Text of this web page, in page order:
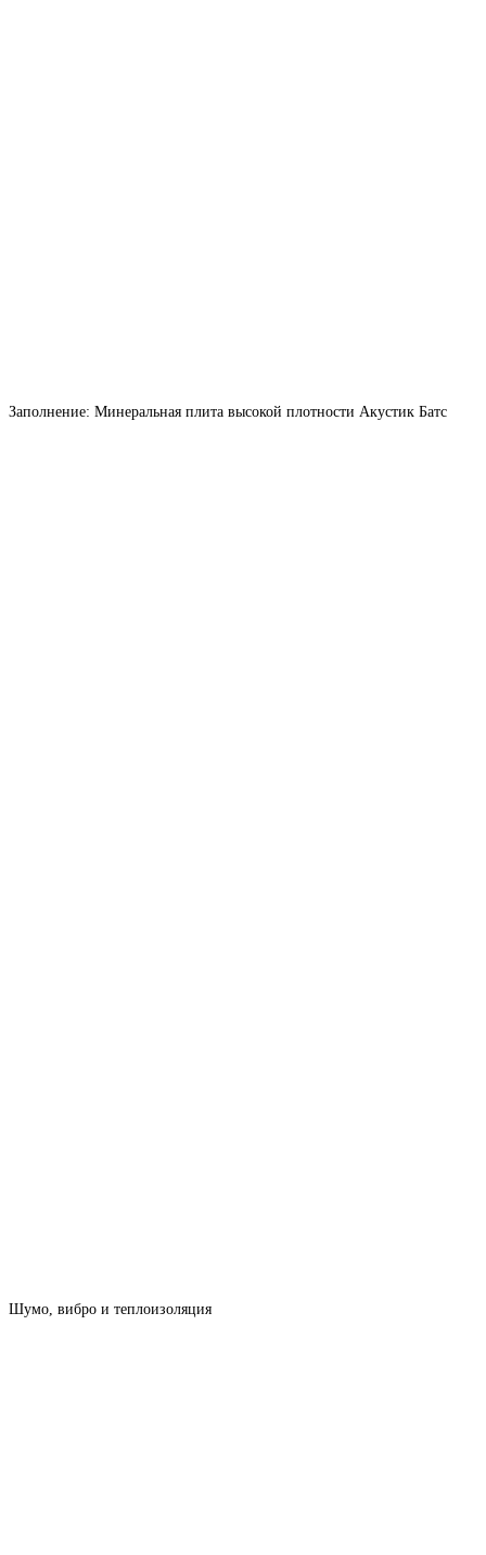
Заполнение: Минеральная плита высокой плотности Акустик Батс
Шумо, вибро и теплоизоляция